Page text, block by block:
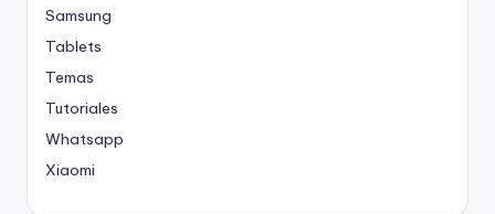
Samsung
Tablets
Temas
Tutoriales
Whatsapp
Xiaomi